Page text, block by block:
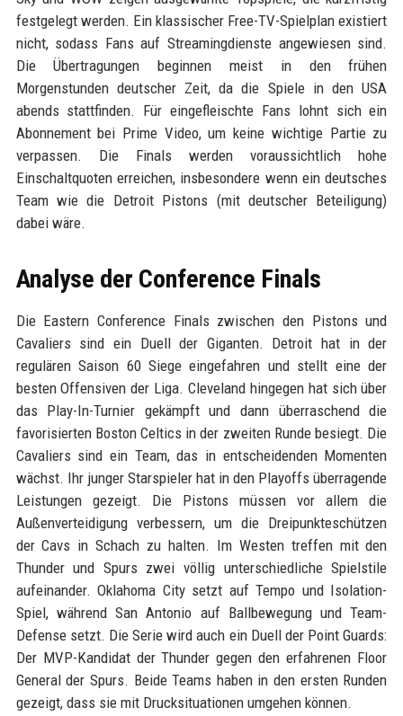
festgelegt werden. Ein klassischer Free-TV-Spielplan existiert
nicht, sodass Fans auf Streamingdienste angewiesen sind.
Die Übertragungen beginnen meist in den frühen
Morgenstunden deutscher Zeit, da die Spiele in den USA
abends stattfinden. Für eingefleischte Fans lohnt sich ein
Abonnement bei Prime Video, um keine wichtige Partie zu
verpassen. Die Finals werden voraussichtlich hohe
Einschaltquoten erreichen, insbesondere wenn ein deutsches
Team wie die Detroit Pistons (mit deutscher Beteiligung)
dabei wäre.
Analyse der Conference Finals
Die Eastern Conference Finals zwischen den Pistons und
Cavaliers sind ein Duell der Giganten. Detroit hat in der
regulären Saison 60 Siege eingefahren und stellt eine der
besten Offensiven der Liga. Cleveland hingegen hat sich über
das Play-In-Turnier gekämpft und dann überraschend die
favorisierten Boston Celtics in der zweiten Runde besiegt. Die
Cavaliers sind ein Team, das in entscheidenden Momenten
wächst. Ihr junger Starspieler hat in den Playoffs überragende
Leistungen gezeigt. Die Pistons müssen vor allem die
Außenverteidigung verbessern, um die Dreipunkteschützen
der Cavs in Schach zu halten. Im Westen treffen mit den
Thunder und Spurs zwei völlig unterschiedliche Spielstile
aufeinander. Oklahoma City setzt auf Tempo und Isolation-
Spiel, während San Antonio auf Ballbewegung und Team-
Defense setzt. Die Serie wird auch ein Duell der Point Guards:
Der MVP-Kandidat der Thunder gegen den erfahrenen Floor
General der Spurs. Beide Teams haben in den ersten Runden
gezeigt, dass sie mit Drucksituationen umgehen können.